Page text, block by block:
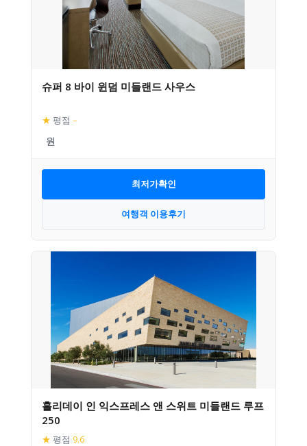
슈퍼 8 바이 윈덤 미들랜드 사우스
★ 평점 –
최저가확인
여행객 이용후기
홀리데이 인 익스프레스 앤 스위트 미들랜드 루프
250
★ 평점 9.6